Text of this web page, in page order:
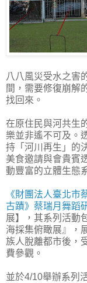
八八風災受水之害
間，需要修復崩解
找回來。
在原住民與河共生
樂並非遙不可及。
持「河川再生」的
美食邀請與會貴賓
動豐富的立體生態
《財團法人臺北市
古蹟》蔡瑞月舞蹈
展】，其系列活動
海採集俯瞰展』，
族人脫離都市後，
費參觀。
並於4/10舉辦系列